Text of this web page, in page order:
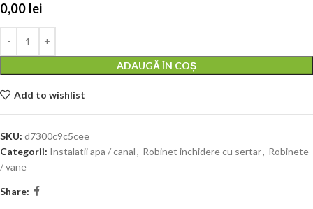
0,00 lei
ADAUGĂ ÎN COȘ
Add to wishlist
SKU: d7300c9c5cee
Categorii: Instalatii apa / canal, Robinet inchidere cu sertar, Robinete
/ vane
Share: